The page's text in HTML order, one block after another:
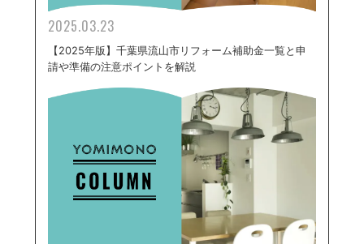
2025.03.23
【2025年版】千葉県流山市リフォーム補助金一覧と申
請や準備の注意ポイントを解説